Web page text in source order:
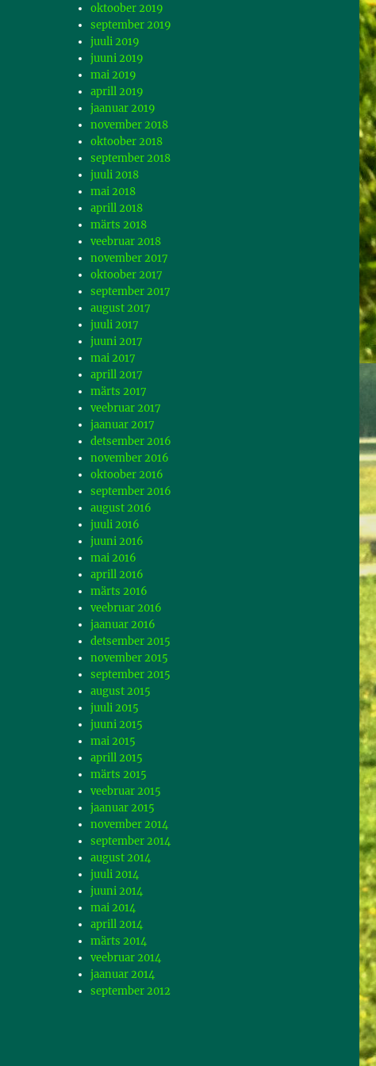
oktoober 2019
september 2019
juuli 2019
juuni 2019
mai 2019
aprill 2019
jaanuar 2019
november 2018
oktoober 2018
september 2018
juuli 2018
mai 2018
aprill 2018
märts 2018
veebruar 2018
november 2017
oktoober 2017
september 2017
august 2017
juuli 2017
juuni 2017
mai 2017
aprill 2017
märts 2017
veebruar 2017
jaanuar 2017
detsember 2016
november 2016
oktoober 2016
september 2016
august 2016
juuli 2016
juuni 2016
mai 2016
aprill 2016
märts 2016
veebruar 2016
jaanuar 2016
detsember 2015
november 2015
september 2015
august 2015
juuli 2015
juuni 2015
mai 2015
aprill 2015
märts 2015
veebruar 2015
jaanuar 2015
november 2014
september 2014
august 2014
juuli 2014
juuni 2014
mai 2014
aprill 2014
märts 2014
veebruar 2014
jaanuar 2014
september 2012